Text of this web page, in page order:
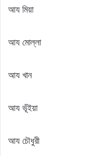
আয মিয়া
আয মোল্লা
আয খান
আয ভূঁইয়া
আয চৌধুরী